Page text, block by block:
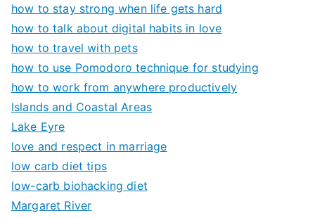
how to stay strong when life gets hard
how to talk about digital habits in love
how to travel with pets
how to use Pomodoro technique for studying
how to work from anywhere productively
Islands and Coastal Areas
Lake Eyre
love and respect in marriage
low carb diet tips
low-carb biohacking diet
Margaret River